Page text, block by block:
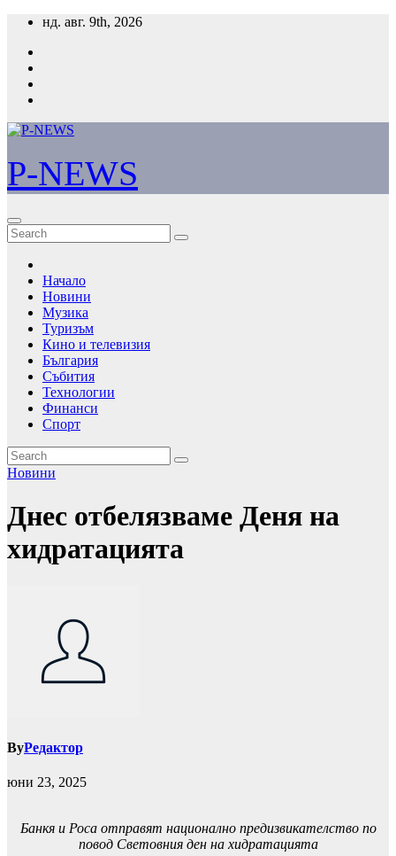
Skip
content
нд. авг. 9th, 2026
P-NEWS
Начало
Новини
Музика
Туризъм
Кино и телевизия
България
Събития
Технологии
Финанси
Спорт
Новини
Днес отбелязваме Деня на
хидратацията
ByРедактор
юни 23, 2025
Банкя и Роса отправят национално предизвикателство по
повод Световния ден на хидратацията